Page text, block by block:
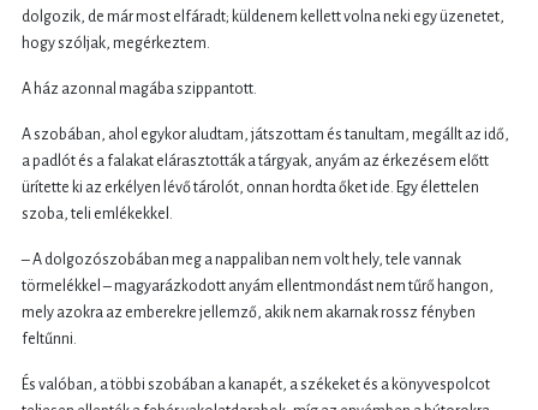
dolgozik, de már most elfáradt; küldenem kellett volna neki egy üzenetet,
hogy szóljak, megérkeztem.
A ház azonnal magába szippantott.
A szobában, ahol egykor aludtam, játszottam és tanultam, megállt az idő,
a padlót és a falakat elárasztották a tárgyak, anyám az érkezésem előtt
ürítette ki az erkélyen lévő tárolót, onnan hordta őket ide. Egy élettelen
szoba, teli emlékekkel.
– A dolgozószobában meg a nappaliban nem volt hely, tele vannak
törmelékkel – magyarázkodott anyám ellentmondást nem tűrő hangon,
mely azokra az emberekre jellemző, akik nem akarnak rossz fényben
feltűnni.
És valóban, a többi szobában a kanapét, a székeket és a könyvespolcot